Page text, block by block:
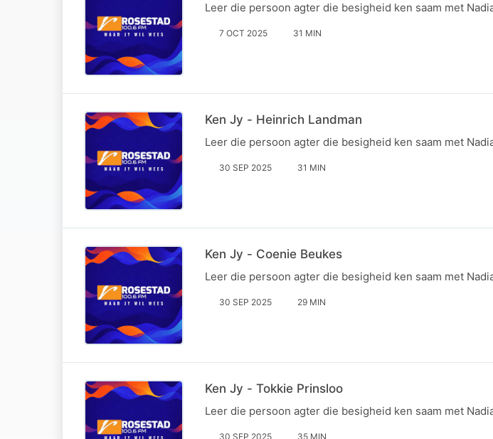
Leer die persoon agter die besigheid ken saam met
7 OCT 2025 31 MIN
Ken Jy - Heinrich Landman
Leer die persoon agter die besigheid ken saam met
30 SEP 2025 31 MIN
Ken Jy - Coenie Beukes
Leer die persoon agter die besigheid ken saam met
30 SEP 2025 29 MIN
Ken Jy - Tokkie Prinsloo
Leer die persoon agter die besigheid ken saam met
30 SEP 2025 35 MIN